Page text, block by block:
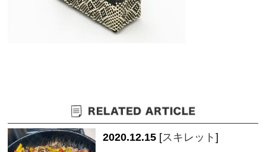
2020.12.15 [スキレット]